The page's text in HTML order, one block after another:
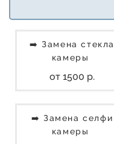
➡️ Замена стекла
камеры
от 1500 р.
➡️ Замена селфи
камеры